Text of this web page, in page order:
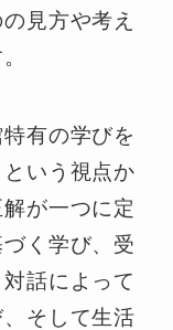
見方や考え
有の学びを
という視点か
が一つに定
く学び、受
話によって
そして生活